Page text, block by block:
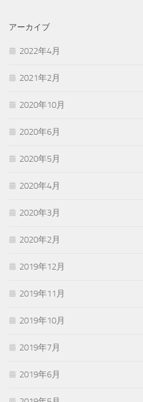
アーカイブ
2022年4月
2021年2月
2020年10月
2020年6月
2020年5月
2020年4月
2020年3月
2020年2月
2019年12月
2019年11月
2019年10月
2019年7月
2019年6月